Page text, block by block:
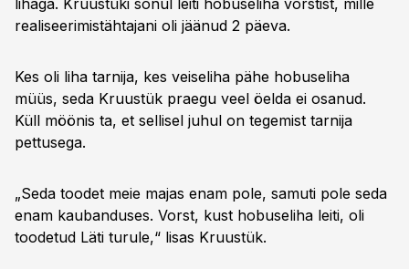
lihaga. Kruustüki sõnul leiti hobuseliha vorstist, mille
realiseerimistähtajani oli jäänud 2 päeva.
Kes oli liha tarnija, kes veiseliha pähe hobuseliha
müüs, seda Kruustük praegu veel öelda ei osanud.
Küll möönis ta, et sellisel juhul on tegemist tarnija
pettusega.
„Seda toodet meie majas enam pole, samuti pole seda
enam kaubanduses. Vorst, kust hobuseliha leiti, oli
toodetud Läti turule,“ lisas Kruustük.